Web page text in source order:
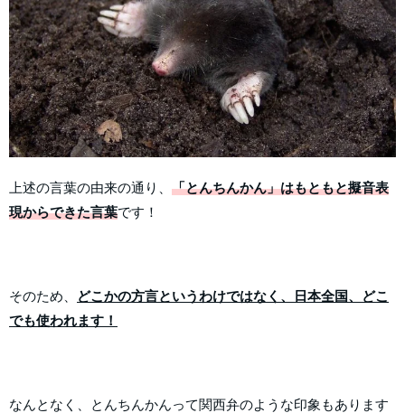
上述の言葉の由来の通り、 「とんちんかん」はもともと擬音表
現からできた言葉です！
そのため、
どこかの方言というわけではなく、日本全国、どこ
でも使われます！
なんとなく、とんちんかんって関西弁のような印象もあります